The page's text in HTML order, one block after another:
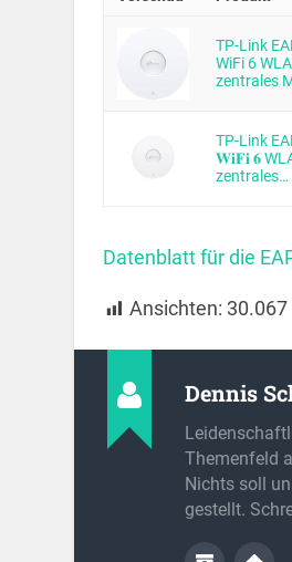
TP-Link
WiFi 6
zentrales
TP-Link
𝐖𝐢𝐅𝐢 𝟔
zentrales…
Datenblatt für die
Ansichten: 30.067
Dennis
Themenfeld
Nichts soll
gestellt.